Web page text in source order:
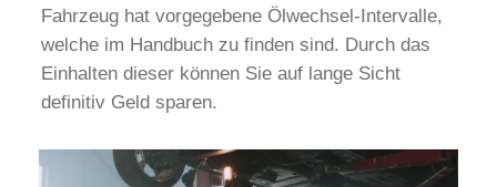
Fahrzeug hat vorgegebene Ölwechsel-Intervalle,
welche im Handbuch zu finden sind. Durch das
Einhalten dieser können Sie auf lange Sicht
definitiv Geld sparen.